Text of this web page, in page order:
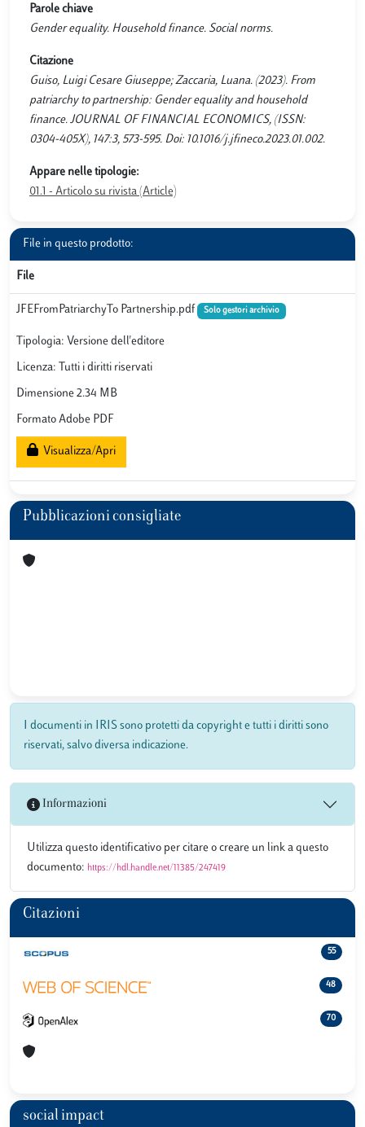
Parole chiave
Gender equality. Household finance. Social norms.
Citazione
Guiso, Luigi Cesare Giuseppe; Zaccaria, Luana. (2023). From
patriarchy to partnership: Gender equality and household
finance. JOURNAL OF FINANCIAL ECONOMICS, (ISSN:
0304-405X), 147:3, 573-595. Doi: 10.1016/j.jfineco.2023.01.002.
Appare nelle tipologie:
01.1 - Articolo su rivista (Article)
File in questo prodotto:
File
JFEFromPatriarchyTo Partnership.pdf Solo gestori archivio
Tipologia: Versione dell'editore
Licenza: Tutti i diritti riservati
Dimensione 2.34 MB
Formato Adobe PDF
Visualizza/Apri
Pubblicazioni consigliate
I documenti in IRIS sono protetti da copyright e tutti i diritti sono
riservati, salvo diversa indicazione.
Informazioni
Utilizza questo identificativo per citare o creare un link a questo
documento: https://hdl.handle.net/11385/247419
Citazioni
55
48
70
social impact